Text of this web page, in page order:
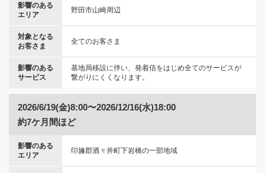
影響のある
エリア
野田市山崎周辺
対象となる
お客さま
全てのお客さま
影響のある
サービス
基地局移設に伴い、発着信をはじめ全てのサービスが
繋がりにくくなります。
2026/6/19(金)8:00〜2026/12/16(水)18:00
約7ケ月間ほど
影響のある
エリア
印旛郡酒々井町下岩橋の一部地域